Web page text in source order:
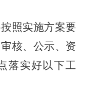
照实施方案要
核、公示、资
落实好以下工